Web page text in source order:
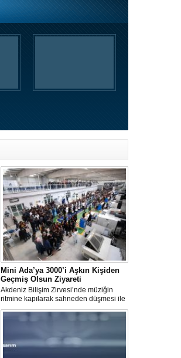
Mini Ada’ya 3000’i Aşkın Kişiden
Geçmiş Olsun Ziyareti
Akdeniz Bilişim Zirvesi’nde müziğin
ritmine kapılarak sahneden düşmesi ile
ülke çapında geniş bir yankı bulan
insansı robot Mini Ada’ya “geçmiş